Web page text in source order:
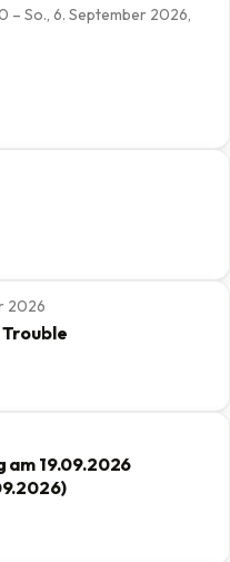
– So., 6. September 2026,
2026
am 19.09.2026